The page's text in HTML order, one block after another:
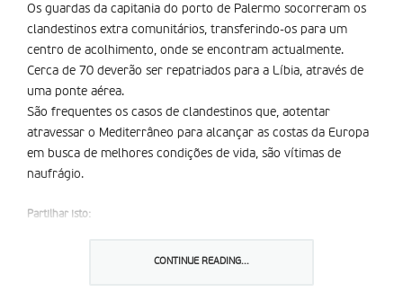
Os guardas da capitania do porto de Palermo socorreram os
clandestinos extra comunitários, transferindo-os para um
centro de acolhimento, onde se encontram actualmente.
Cerca de 70 deverão ser repatriados para a Líbia, através de
uma ponte aérea.
São frequentes os casos de clandestinos que, aotentar
atravessar o Mediterrâneo para alcançar as costas da Europa
em busca de melhores condições de vida, são vítimas de
naufrágio.
Partilhar isto:
CONTINUE READING...